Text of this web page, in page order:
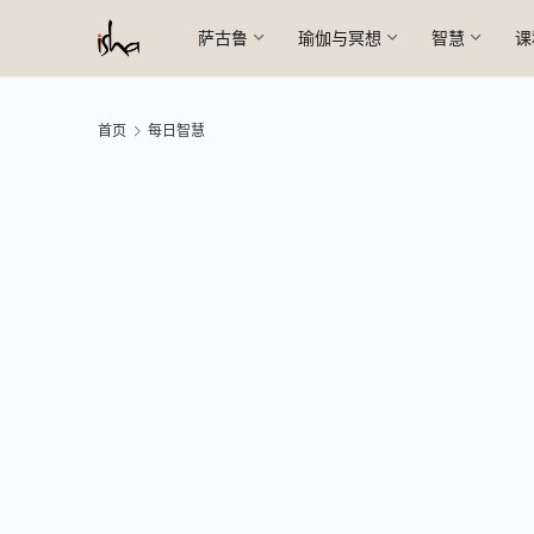
萨古鲁 瑜伽与冥想 智慧
首页 每日智慧